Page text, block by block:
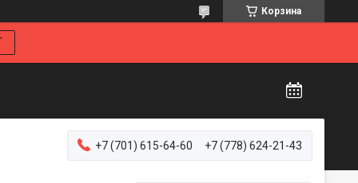
Корзина
+7 (701) 615-64-60 +7 (778) 624-21-43